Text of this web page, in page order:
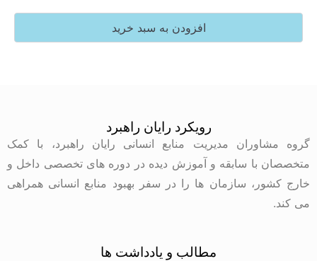
افزودن به سبد خرید
رویکرد رایان راهبرد
گروه مشاوران مدیریت منابع انسانی رایان راهبرد، با کمک
متخصصان با سابقه و آموزش دیده در دوره های تخصصی داخل و
خارج کشور، سازمان ها را در سفر بهبود منابع انسانی همراهی
می کند.
مطالب و یادداشت ها